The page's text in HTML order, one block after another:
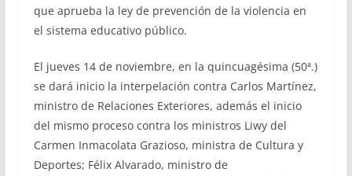
que aprueba la ley de prevención de la violencia en
el sistema educativo público.
El jueves 14 de noviembre, en la quincuagésima (50ª.)
se dará inicio la interpelación contra Carlos Martínez,
ministro de Relaciones Exteriores, además el inicio
del mismo proceso contra los ministros Liwy del
Carmen Inmacolata Grazioso, ministra de Cultura y
Deportes; Félix Alvarado, ministro de